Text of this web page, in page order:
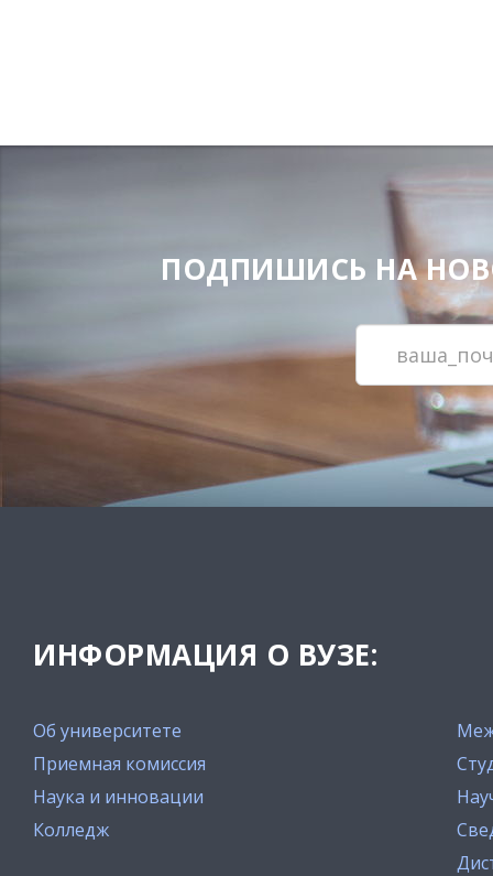
ПОДПИШИСЬ НА
ИНФОРМАЦИЯ О ВУЗЕ:
Об университете
Приемная комиссия
Наука и инновации
Колледж